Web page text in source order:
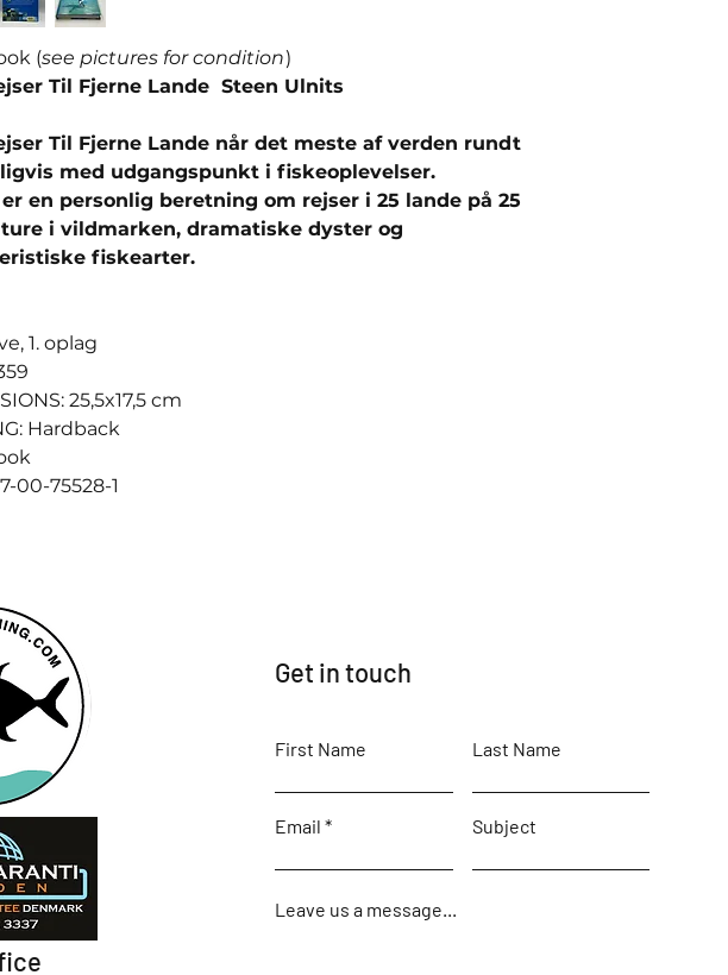
(see pictures for condition)
Til Fjerne Lande Steen Ulnits
Til Fjerne Lande når det meste af verden rundt
med udgangspunkt i fiskeoplevelser.
en personlig beretning om rejser i 25 lande på 25
i vildmarken, dramatiske dyster og
fiskearter.
1. oplag
25,5x17,5 cm
Hardback
00-75528-1
Get in touch
First Name Last Name
Email Subject
Leave us a message...